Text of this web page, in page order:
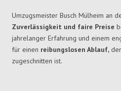
Umzugsmeister Busch Mülheim an
Zuverlässigkeit und faire Preise
jahrelanger Erfahrung und einem
für einen reibungslosen Ablauf,
zugeschnitten ist.